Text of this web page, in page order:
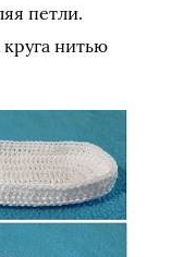
петли.
нитью